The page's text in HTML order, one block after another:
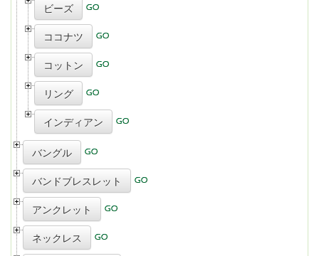
ビーズ
ココナツ
コットン
リング
インディアン
バングル
バンドブレスレット
アンクレット
ネックレス